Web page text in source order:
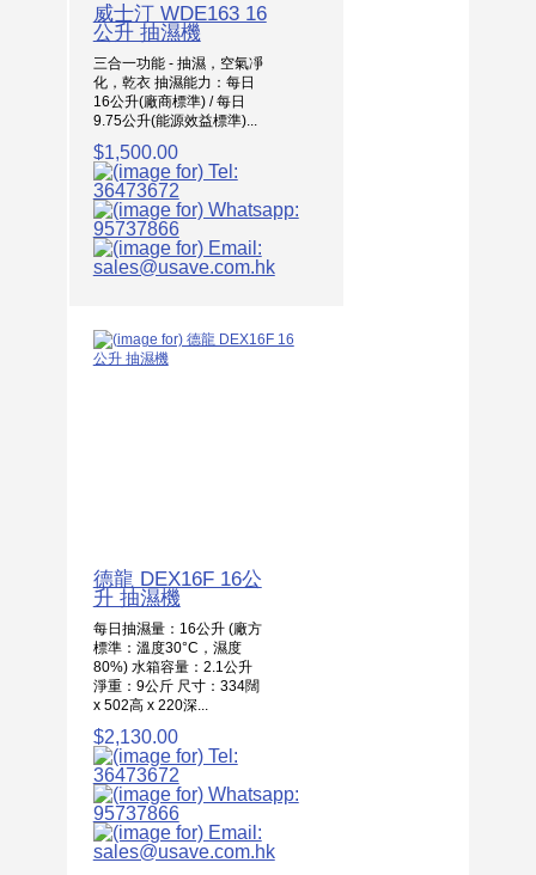
威士汀 WDE163 16
公升 抽濕機
三合一功能 - 抽濕，空氣凈
化，乾衣 抽濕能力：每日
16公升(廠商標準) / 每日
9.75公升(能源效益標準)...
$1,500.00
德龍 DEX16F 16公
升 抽濕機
每日抽濕量：16公升 (廠方
標準：溫度30°C，濕度
80%) 水箱容量：2.1公升
淨重：9公斤 尺寸：334闊
x 502高 x 220深...
$2,130.00